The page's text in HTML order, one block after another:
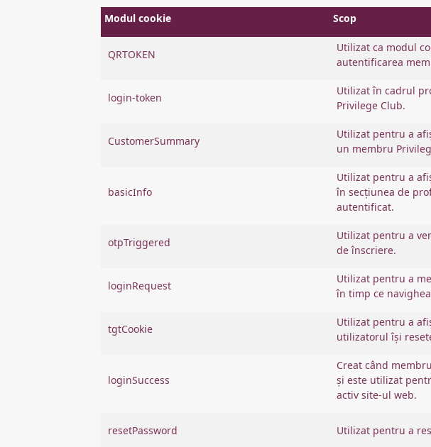
Modul cookie Scop
QRTOKEN
Utilizat ca modul
autentificarea
login-token
Utilizat în cadrul
Privilege Club.
CustomerSummary
Utilizat pentru a
un membru
basicInfo
Utilizat pentru a
în secțiunea de
autentificat.
otpTriggered
Utilizat pentru a
de înscriere.
loginRequest
Utilizat pentru a
în timp ce
tgtCookie
Utilizat pentru a
utilizatorul își
loginSuccess
Creat când
și este utilizat
activ site-ul web.
resetPassword Utilizat pentru a